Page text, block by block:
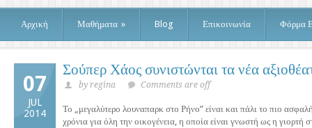
Αρχική Μαθήματα » Blog Επικοινωνία Φόρμα
07
JUL
2014
Σούπερ Χάος συνιστώνται τα νέα
by regina Comments are off
Το „μεγαλύτερο λουναπαρκ στο Ρήνο” είναι και πάλι το πιο
χρόνια για όλη την οικογένεια, η οποία είναι γνωστή ως η γιορτή